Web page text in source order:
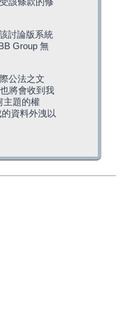
討論版系統
Group 無
公法之文
將會收到我
主題的權
資料外洩以